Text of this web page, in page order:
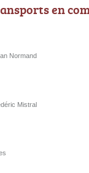
en
Normand
Mistral